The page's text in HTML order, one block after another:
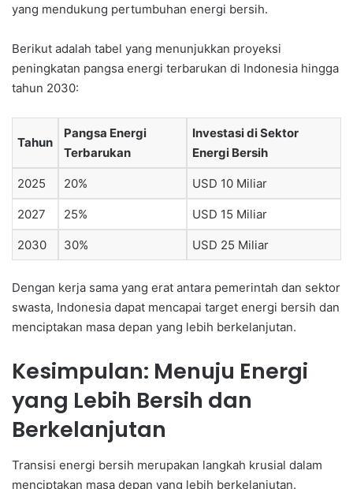
yang mendukung pertumbuhan energi bersih.
Berikut adalah tabel yang menunjukkan proyeksi
peningkatan pangsa energi terbarukan di Indonesia hingga
tahun 2030:
Tahun
Pangsa Energi
Terbarukan
Investasi di Sektor
Energi Bersih
2025 20% USD 10 Miliar
2027 25% USD 15 Miliar
2030 30% USD 25 Miliar
Dengan kerja sama yang erat antara pemerintah dan sektor
swasta, Indonesia dapat mencapai target energi bersih dan
menciptakan masa depan yang lebih berkelanjutan.
Kesimpulan: Menuju Energi
yang Lebih Bersih dan
Berkelanjutan
Transisi energi bersih merupakan langkah krusial dalam
menciptakan masa depan yang lebih berkelanjutan.